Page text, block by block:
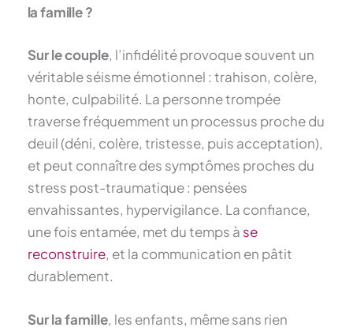
la famille ?
Sur le couple, l’infidélité provoque souvent un
véritable séisme émotionnel : trahison, colère,
honte, culpabilité. La personne trompée
traverse fréquemment un processus proche du
deuil (déni, colère, tristesse, puis acceptation),
et peut connaître des symptômes proches du
stress post-traumatique : pensées
envahissantes, hypervigilance. La confiance,
une fois entamée, met du temps à se
reconstruire, et la communication en pâtit
durablement.
Sur la famille, les enfants, même sans rien